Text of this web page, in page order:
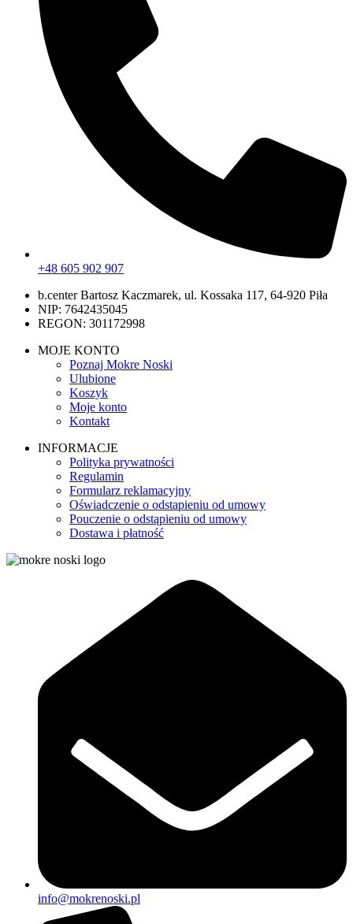
+48 605 902 907
b.center Bartosz Kaczmarek, ul. Kossaka 117, 64-920 Piła
NIP: 7642435045
REGON: 301172998
MOJE KONTO
Poznaj Mokre Noski
Ulubione
Koszyk
Moje konto
Kontakt
INFORMACJE
Polityka prywatności
Regulamin
Formularz reklamacyjny
Oświadczenie o odstapieniu od umowy
Pouczenie o odstąpieniu od umowy
Dostawa i płatność
info@mokrenoski.pl